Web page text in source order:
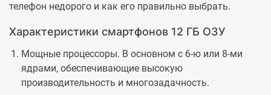
телефон недорого и как его правильно выбрать.
Характеристики смартфонов 12 ГБ ОЗУ
Мощные процессоры. В основном с 6-ю или 8-ми
ядрами, обеспечивающие высокую
производительность и многозадачность.